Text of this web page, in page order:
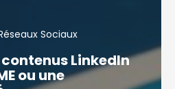
Sociaux
contenus LinkedIn
ou une